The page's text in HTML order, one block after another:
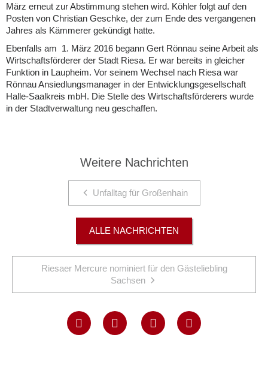
März erneut zur Abstimmung stehen wird. Köhler folgt auf den
Posten von Christian Geschke, der zum Ende des vergangenen
Jahres als Kämmerer gekündigt hatte.
Ebenfalls am 1. März 2016 begann Gert Rönnau seine Arbeit als
Wirtschaftsförderer der Stadt Riesa. Er war bereits in gleicher
Funktion in Laupheim. Vor seinem Wechsel nach Riesa war
Rönnau Ansiedlungsmanager in der Entwicklungsgesellschaft
Halle-Saalkreis mbH. Die Stelle des Wirtschaftsförderers wurde
in der Stadtverwaltung neu geschaffen.
Weitere Nachrichten
Unfalltag für Großenhain
ALLE NACHRICHTEN
Riesaer Mercure nominiert für den Gästeliebling
Sachsen